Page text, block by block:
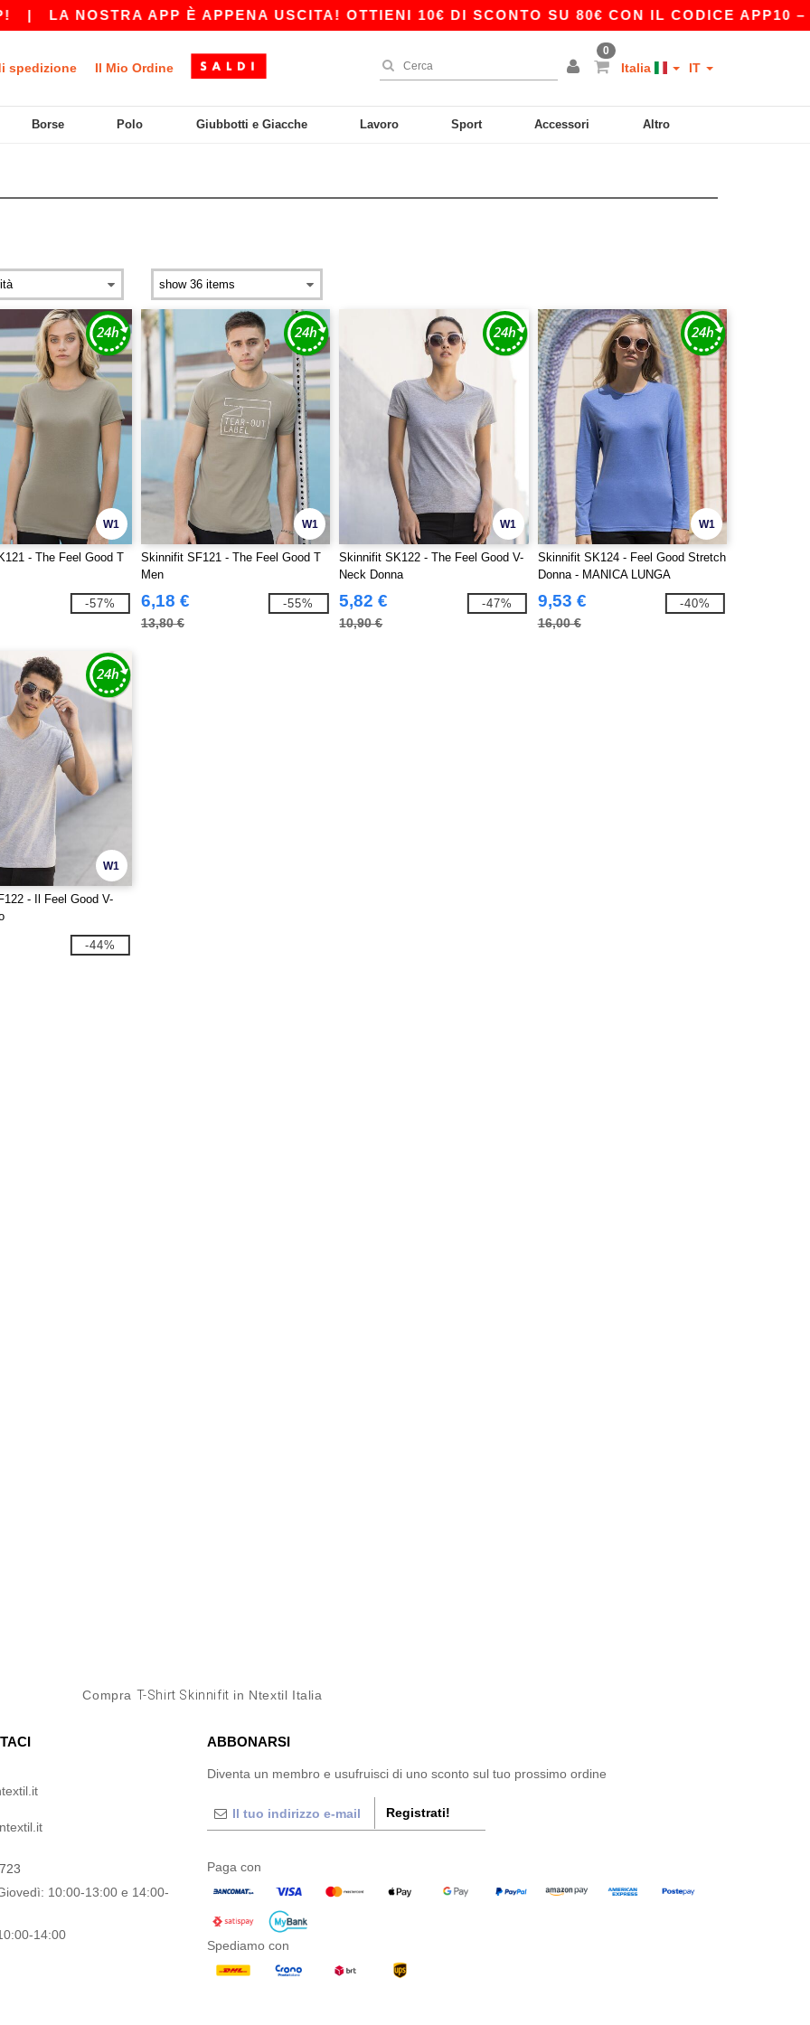
LA NOSTRA APP È APPENA USCITA! OTTIENI 10€ DI SCONTO SU 80€ CON IL CODICE APP10 –
spedizione Il Mio Ordine
0
Italia IT
Borse Polo Giubbotti e Giacche Lavoro Sport Accessori Altro
W1
- The Feel Good T
-57%
W1
Skinnifit SF121 - The Feel Good T
Men
6,18 €
13,80 €
-55%
W1
Skinnifit SK122 - The Feel Good V-
Neck Donna
5,82 €
10,90 €
-47%
W1
Skinnifit SK124 - Feel Good Stretch
Donna - MANICA LUNGA
9,53 €
16,00 €
-40%
W1
- Il Feel Good V-
-44%
Compra T-Shirt Skinnifit in Ntextil Italia
10:00-13:00 e 14:00-
14:00
ABBONARSI
Diventa un membro e usufruisci di uno sconto sul tuo prossimo ordine
Registrati!
Paga con
Spediamo con